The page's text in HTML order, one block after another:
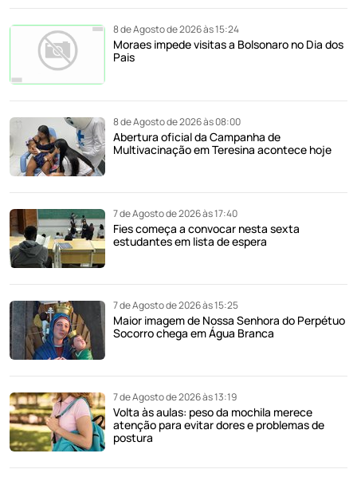
8 de Agosto de 2026 às 15:24
Moraes impede visitas a Bolsonaro no Dia dos
Pais
8 de Agosto de 2026 às 08:00
Abertura oficial da Campanha de
Multivacinação em Teresina acontece hoje
7 de Agosto de 2026 às 17:40
Fies começa a convocar nesta sexta
estudantes em lista de espera
7 de Agosto de 2026 às 15:25
Maior imagem de Nossa Senhora do Perpétuo
Socorro chega em Água Branca
7 de Agosto de 2026 às 13:19
Volta às aulas: peso da mochila merece
atenção para evitar dores e problemas de
postura